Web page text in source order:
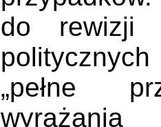
do rewizji
„pełne